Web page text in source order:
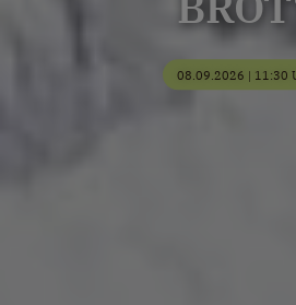
08.09.2026 | 11:30